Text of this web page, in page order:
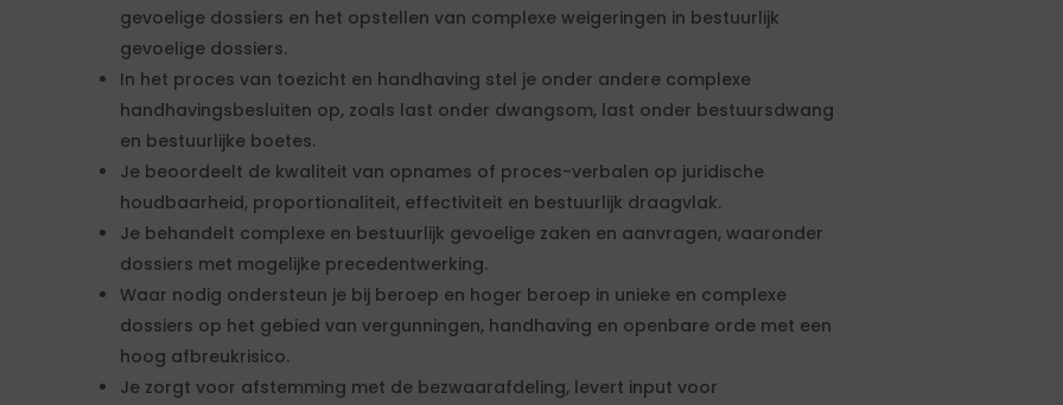
gevoelige dossiers en het opstellen van complexe weigeringen in bestuurlijk
gevoelige dossiers.
In het proces van toezicht en handhaving stel je onder andere complexe
handhavingsbesluiten op, zoals last onder dwangsom, last onder bestuursdwang
en bestuurlijke boetes.
Je beoordeelt de kwaliteit van opnames of proces-verbalen op juridische
houdbaarheid, proportionaliteit, effectiviteit en bestuurlijk draagvlak.
Je behandelt complexe en bestuurlijk gevoelige zaken en aanvragen, waaronder
dossiers met mogelijke precedentwerking.
Waar nodig ondersteun je bij beroep en hoger beroep in unieke en complexe
dossiers op het gebied van vergunningen, handhaving en openbare orde met een
hoog afbreukrisico.
Je zorgt voor afstemming met de bezwaarafdeling, levert input voor